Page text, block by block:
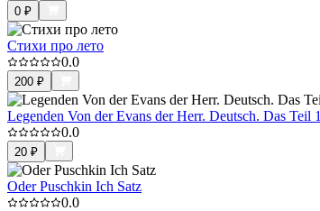
0 ₽
Стихи про лето
0.0
200 ₽
Legenden Von der Evans der Herr. Deutsch. Das Teil 1
0.0
20 ₽
Oder Puschkin Ich Satz
0.0